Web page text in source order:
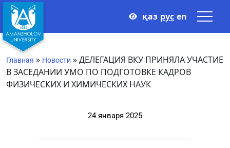
қаз рус en
Главная » Новости »ДЕЛЕГАЦИЯ ВКУ ПРИНЯЛА УЧАСТИЕ
В ЗАСЕДАНИИ УМО ПО ПОДГОТОВКЕ КАДРОВ
ФИЗИЧЕСКИХ И ХИМИЧЕСКИХ НАУК
24 января 2025